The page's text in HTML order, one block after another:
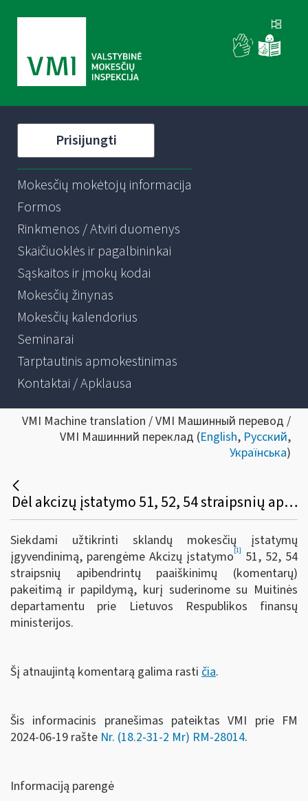
Prisijungti
Mokesčių mokėtojų informacija
Formos
Rinkmenos / Atviri duomenys
Skaičiuoklės ir pagalbininkai
Sąskaitos ir įmokų kodai
Mokesčių žinynas
Mokesčių kalendorius
Seminarai
Tarptautinis apmokestinimas
Kontaktai / Apklausa
VMI Machine translation / VMI Машинный перевод /
VMI Машинний переклад (English, Русский,
Українська)
Dėl akcizų įstatymo 51, 52, 54 straipsnių apibendrintų paaiškinimų (komentarų) pakeitimo ir papildymo
Siekdami užtikrinti sklandų mokesčių įstatymų
įgyvendinimą, parengėme Akcizų įstatymo[1] 51, 52, 54
straipsnių apibendrintų paaiškinimų (komentarų)
pakeitimą ir papildymą, kurį suderinome su Muitinės
departamentu prie Lietuvos Respublikos finansų
ministerijos.
Šį atnaujintą komentarą galima rasti čia.
Šis informacinis pranešimas pateiktas VMI prie FM
2024-06-19 rašte Nr. (18.2-31-2 Mr) RM-28014.
Informaciją parengė